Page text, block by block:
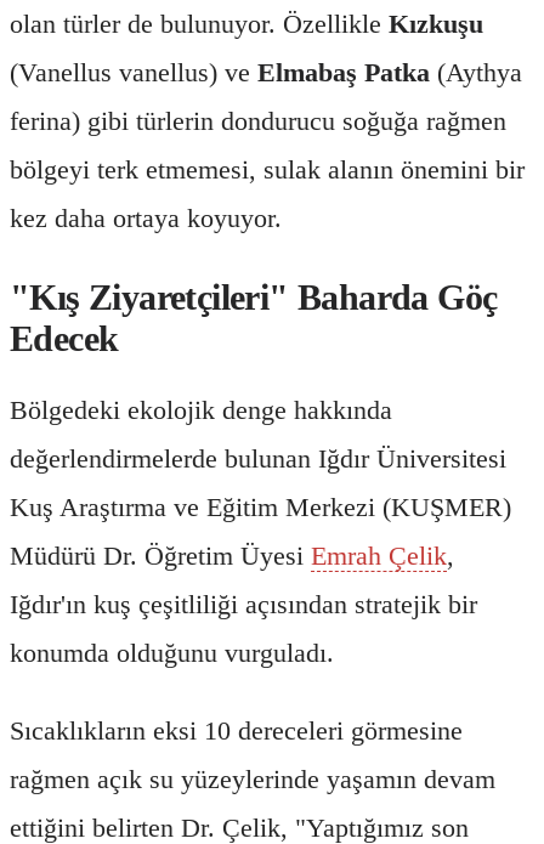
olan türler de bulunuyor. Özellikle Kızkuşu
(Vanellus vanellus) ve Elmabaş Patka (Aythya
ferina) gibi türlerin dondurucu soğuğa rağmen
bölgeyi terk etmemesi, sulak alanın önemini bir
kez daha ortaya koyuyor.
"Kış Ziyaretçileri" Baharda Göç
Edecek
Bölgedeki ekolojik denge hakkında
değerlendirmelerde bulunan Iğdır Üniversitesi
Kuş Araştırma ve Eğitim Merkezi (KUŞMER)
Müdürü Dr. Öğretim Üyesi Emrah Çelik,
Iğdır'ın kuş çeşitliliği açısından stratejik bir
konumda olduğunu vurguladı.
Sıcaklıkların eksi 10 dereceleri görmesine
rağmen açık su yüzeylerinde yaşamın devam
ettiğini belirten Dr. Çelik, "Yaptığımız son